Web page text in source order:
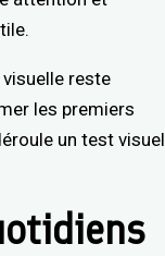
visuelle reste
les premiers
un test visuel